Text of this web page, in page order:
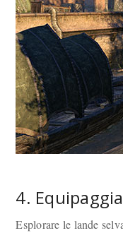
4.
Esplorare le lande